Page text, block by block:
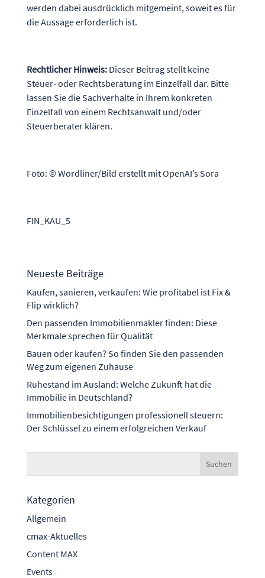
werden dabei ausdrücklich mitgemeint, soweit es für
die Aussage erforderlich ist.
Rechtlicher Hinweis:Dieser Beitrag stellt keine
Steuer- oder Rechtsberatung im Einzelfall dar. Bitte
lassen Sie die Sachverhalte in Ihrem konkreten
Einzelfall von einem Rechtsanwalt und/oder
Steuerberater klären.
Foto: © Wordliner/Bild erstellt mit OpenAI’s Sora
FIN_KAU_5
Neueste Beiträge
Kaufen, sanieren, verkaufen: Wie profitabel ist Fix &
Flip wirklich?
Den passenden Immobilienmakler finden: Diese
Merkmale sprechen für Qualität
Bauen oder kaufen? So finden Sie den passenden
Weg zum eigenen Zuhause
Ruhestand im Ausland: Welche Zukunft hat die
Immobilie in Deutschland?
Immobilienbesichtigungen professionell steuern:
Der Schlüssel zu einem erfolgreichen Verkauf
Kategorien
Allgemein
cmax-Aktuelles
Content MAX
Events